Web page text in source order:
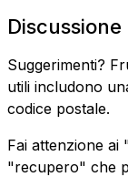
Suggerimenti?
utili includono
codice postale.
Fai attenzione
"recupero" che